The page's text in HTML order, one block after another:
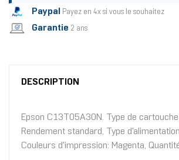
Paypal Payez en 4x si vous le souhaitez
Garantie 2 ans
DESCRIPTION
Epson C13T05A30N. Type de
Rendement standard, Type
Couleurs d'impression: Magenta,